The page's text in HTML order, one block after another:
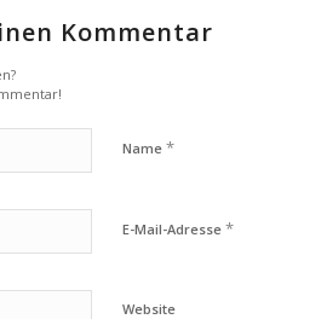
Kommentar
Name *
E-Mail-Adresse *
Website